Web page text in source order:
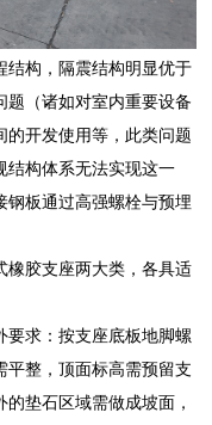
结构，隔震结构明显优于
题（诸如对室内重要设备
的开发使用等，此类问题
结构体系无法实现这一
钢板通过高强螺栓与预埋
橡胶支座两大类，各具适
要求：按支座底板地脚螺
平整，顶面标高需预留支
垫石区域需做成坡面，